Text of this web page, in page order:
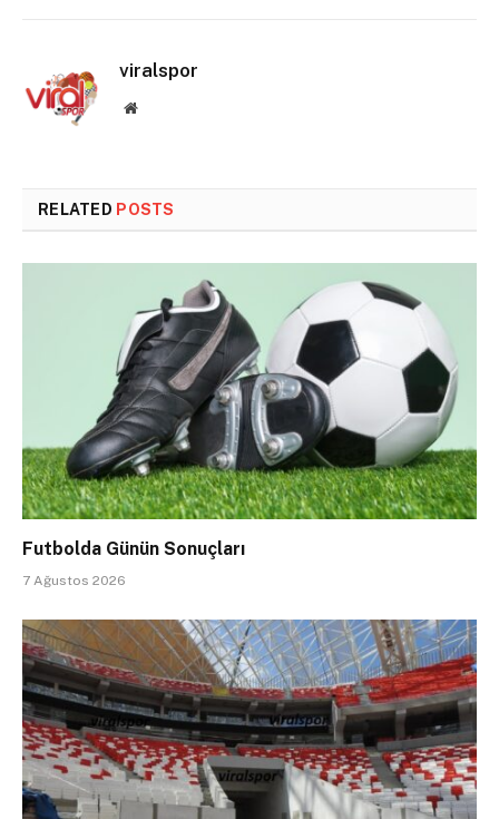
viralspor
Website
RELATED POSTS
Futbolda Günün Sonuçları
7 Ağustos 2026